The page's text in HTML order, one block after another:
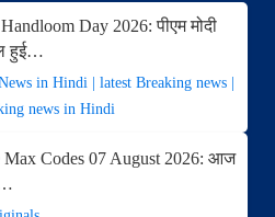
Day 2026: पीएम मोदी
हुई…
in Hindi | latest Breaking news |
news in Hindi
Max Codes 07 August 2026: आज